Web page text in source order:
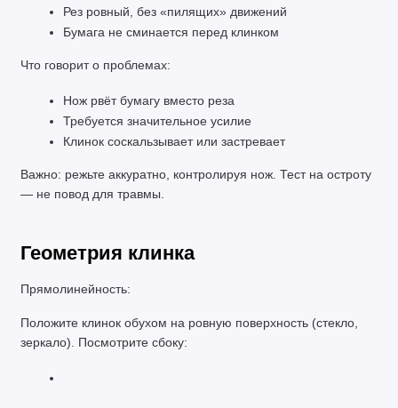
Рез ровный, без «пилящих» движений
Бумага не сминается перед клинком
Что говорит о проблемах:
Нож рвёт бумагу вместо реза
Требуется значительное усилие
Клинок соскальзывает или застревает
Важно: режьте аккуратно, контролируя нож. Тест на остроту
— не повод для травмы.
Геометрия клинка
Прямолинейность:
Положите клинок обухом на ровную поверхность (стекло,
зеркало). Посмотрите сбоку: